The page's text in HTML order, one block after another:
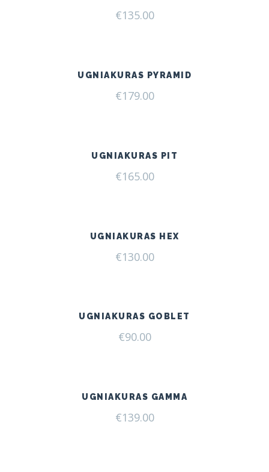
€135.00
UGNIAKURAS PYRAMID
€179.00
UGNIAKURAS PIT
€165.00
UGNIAKURAS HEX
€130.00
UGNIAKURAS GOBLET
€90.00
UGNIAKURAS GAMMA
€139.00